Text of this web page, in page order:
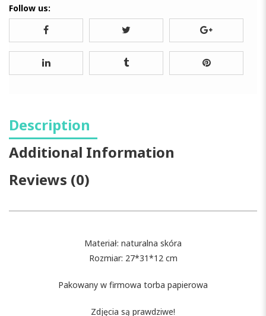
Follow us:
Description
Additional Information
Reviews (0)
Materiał: naturalna skóra
Rozmiar: 27*31*12 cm
Pakowany w firmowa torba papierowa
Zdjęcia są prawdziwe!